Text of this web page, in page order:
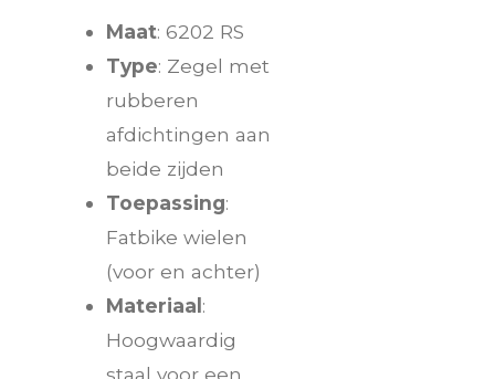
Maat: 6202 RS
Type: Zegel met
rubberen
afdichtingen aan
beide zijden
Toepassing:
Fatbike wielen
(voor en achter)
Materiaal:
Hoogwaardig
staal voor een